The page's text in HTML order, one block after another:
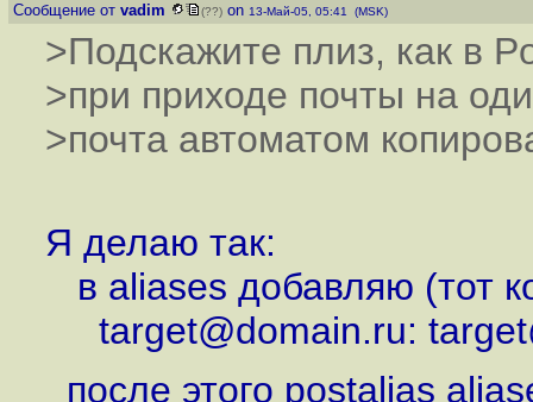
Сообщение от vadim (??) on 13-Май-05, 05:41 (MSK)
>Подскажите плиз, как в
>при приходе почты на
>почта автоматом
Я делаю так:
в aliases добавляю (тот
target@domain.ru:
после этого postalias